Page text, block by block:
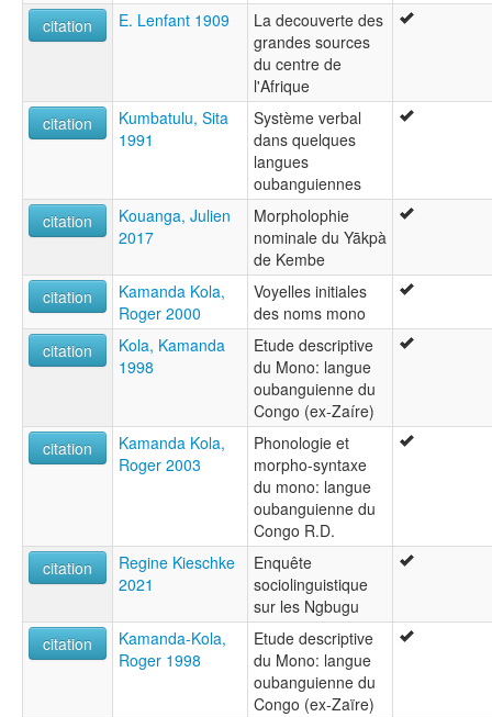
citation E. Lenfant 1909
La decouverte des
grandes sources
du centre de
l'Afrique
citation
Kumbatulu, Sita
1991
Système verbal
dans quelques
langues
oubanguiennes
citation
Kouanga, Julien
2017
Morpholophie
nominale du Yākpà
de Kembe
citation
Kamanda Kola,
Roger 2000
Voyelles initiales
des noms mono
citation
Kola, Kamanda
1998
Etude descriptive
du Mono: langue
oubanguienne du
Congo (ex-Zaíre)
citation
Kamanda Kola,
Roger 2003
Phonologie et
morpho-syntaxe
du mono: langue
oubanguienne du
Congo R.D.
citation
Regine Kieschke
2021
Enquête
sociolinguistique
sur les Ngbugu
citation
Kamanda-Kola,
Roger 1998
Etude descriptive
du Mono: langue
oubanguienne du
Congo (ex-Zaïre)